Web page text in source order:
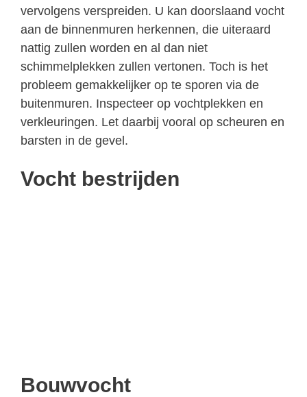
vervolgens verspreiden. U kan doorslaand vocht
aan de binnenmuren herkennen, die uiteraard
nattig zullen worden en al dan niet
schimmelplekken zullen vertonen. Toch is het
probleem gemakkelijker op te sporen via de
buitenmuren. Inspecteer op vochtplekken en
verkleuringen. Let daarbij vooral op scheuren en
barsten in de gevel.
Vocht bestrijden
Bouwvocht